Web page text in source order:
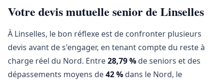
Votre devis mutuelle senior de Linselles
À Linselles, le bon réflexe est de confronter plusieurs
devis avant de s'engager, en tenant compte du reste à
charge réel du Nord. Entre28,79 % de seniors et des
dépassements moyens de42 % dans le Nord, le